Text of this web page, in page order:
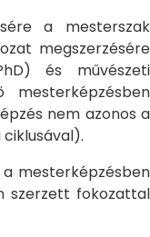
a mesterszak
megszerzésére
és művészeti
mesterképzésben
nem azonos a
mesterképzésben
szerzett fokozattal